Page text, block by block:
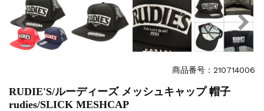
商品番号：210714006
RUDIE'S/ルーディーズ メッシュキャップ 帽子
rudies/SLICK MESHCAP